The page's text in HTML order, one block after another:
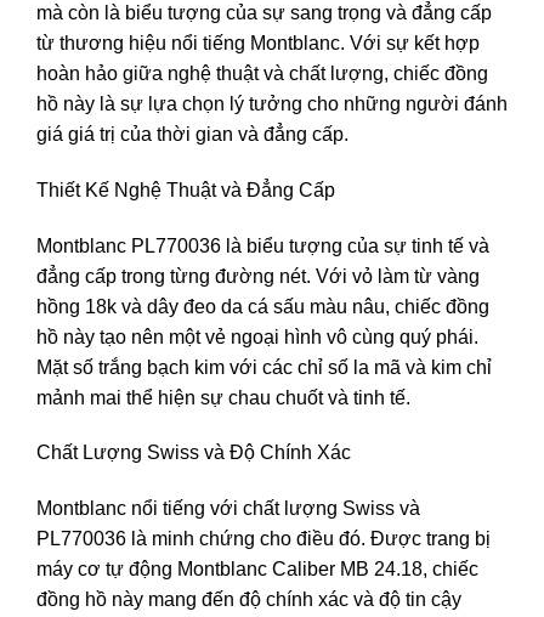
mà còn là biểu tượng của sự sang trọng và đẳng cấp
từ thương hiệu nổi tiếng Montblanc. Với sự kết hợp
hoàn hảo giữa nghệ thuật và chất lượng, chiếc đồng
hồ này là sự lựa chọn lý tưởng cho những người đánh
giá giá trị của thời gian và đẳng cấp.
Thiết Kế Nghệ Thuật và Đẳng Cấp
Montblanc PL770036 là biểu tượng của sự tinh tế và
đẳng cấp trong từng đường nét. Với vỏ làm từ vàng
hồng 18k và dây đeo da cá sấu màu nâu, chiếc đồng
hồ này tạo nên một vẻ ngoại hình vô cùng quý phái.
Mặt số trắng bạch kim với các chỉ số la mã và kim chỉ
mảnh mai thể hiện sự chau chuốt và tinh tế.
Chất Lượng Swiss và Độ Chính Xác
Montblanc nổi tiếng với chất lượng Swiss và
PL770036 là minh chứng cho điều đó. Được trang bị
máy cơ tự động Montblanc Caliber MB 24.18, chiếc
đồng hồ này mang đến độ chính xác và độ tin cậy